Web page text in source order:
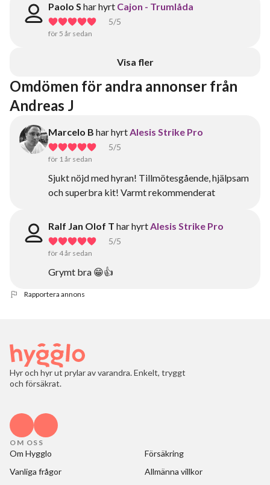
Paolo S har hyrt Cajon - Trumlåda
5/5
för 5 år sedan
Visa fler
Omdömen för andra annonser från
Andreas J
Marcelo B har hyrtAlesis Strike Pro
5/5
för 1 år sedan
Sjukt nöjd med hyran! Tillmötesgående, hjälpsam
och superbra kit! Varmt rekommenderat
Ralf Jan Olof T har hyrtAlesis Strike Pro
5/5
för 4 år sedan
Grymt bra 😁👍
Rapportera annons
Hyr och hyr ut prylar av varandra. Enkelt, tryggt
och försäkrat.
OM OSS
Om Hygglo
Försäkring
Vanliga frågor
Allmänna villkor